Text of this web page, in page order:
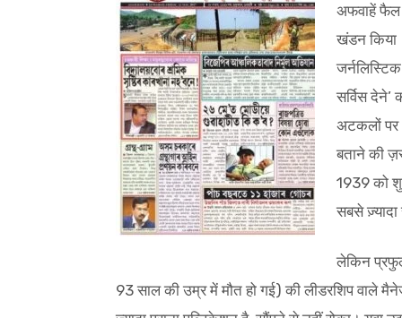
अफवाहें फैल
खंडन
सर्विस देने’
अटकलों पर
बताने की
1939 को
सबसे ज़्यादा
लेकिन
93 साल की उम्र में मौत हो गई) की लीडरशिप वाले